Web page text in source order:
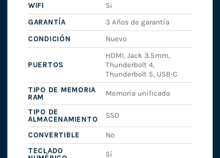
WIFI
Si
GARANTÍA
3 Años de garantía
CONDICIÓN
Nuevo
PUERTOS
HDMI, Jack 3.5mm,
Thunderbolt 4,
Thunderbolt 5, USB-C
TIPO DE MEMORIA
RAM
Memoria unificada
TIPO DE
ALMACENAMIENTO
SSD
CONVERTIBLE
No
TECLADO
Sí